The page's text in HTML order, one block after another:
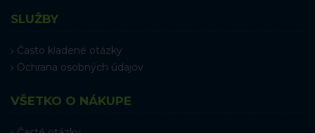
SLUŽBY
Často kladené otázky
Ochrana osobných údajov
VŠETKO O NÁKUPE